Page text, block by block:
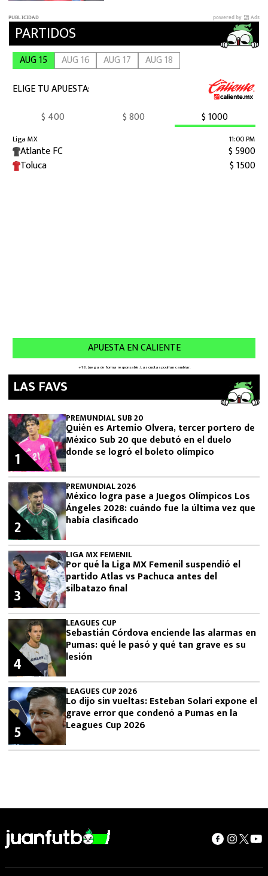
LAS FAVS
PREMUNDIAL SUB 20
Quién es Artemio Olvera, tercer portero de
México Sub 20 que debutó en el duelo
donde se logró el boleto olímpico
1
PREMUNDIAL 2026
México logra pase a Juegos Olímpicos Los
Ángeles 2028: cuándo fue la última vez que
había clasificado
2
LIGA MX FEMENIL
Por qué la Liga MX Femenil suspendió el
partido Atlas vs Pachuca antes del
silbatazo final
3
LEAGUES CUP
Sebastián Córdova enciende las alarmas en
Pumas: qué le pasó y qué tan grave es su
lesión
4
LEAGUES CUP 2026
Lo dijo sin vueltas: Esteban Solari expone el
grave error que condenó a Pumas en la
Leagues Cup 2026
5